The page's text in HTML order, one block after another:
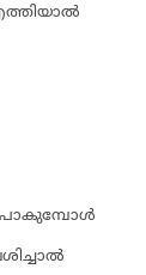
പോകുമ്പോള്‍